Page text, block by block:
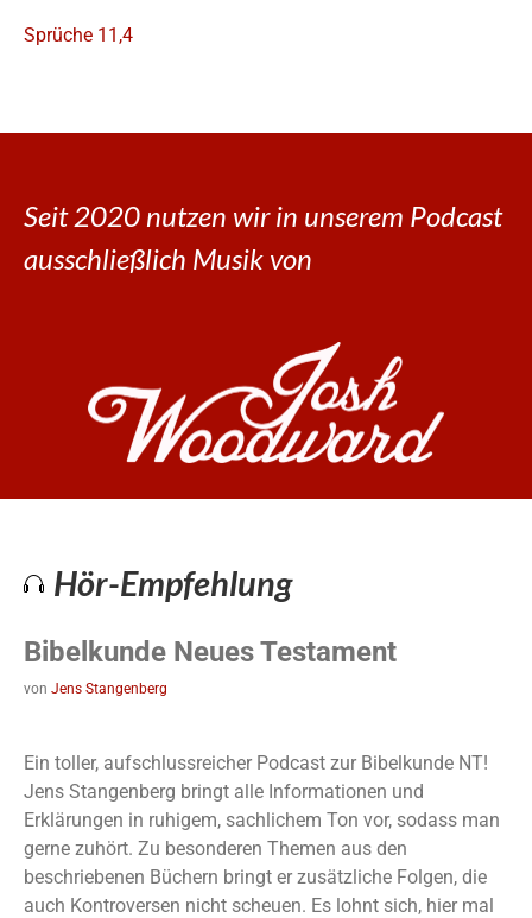
Sprüche 11,4
Seit 2020 nutzen wir in unserem Podcast
ausschließlich Musik von
Hör-Empfehlung
Bibelkunde Neues Testament
von Jens Stangenberg
Ein toller, aufschlussreicher Podcast zur Bibelkunde NT!
Jens Stangenberg bringt alle Informationen und
Erklärungen in ruhigem, sachlichem Ton vor, sodass man
gerne zuhört. Zu besonderen Themen aus den
beschriebenen Büchern bringt er zusätzliche Folgen, die
auch Kontroversen nicht scheuen. Es lohnt sich, hier mal